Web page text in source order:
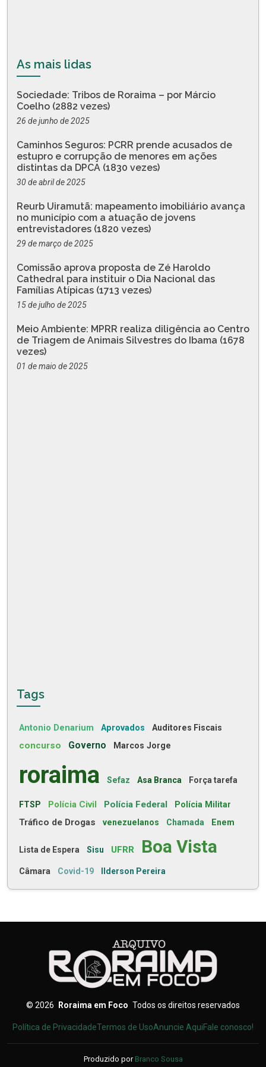
As mais lidas
Sociedade: Tribos de Roraima – por Márcio
Coelho (2882 vezes)
26 de junho de 2025
Caminhos Seguros: PCRR prende acusados de
estupro e corrupção de menores em ações
distintas da DPCA (1830 vezes)
30 de abril de 2025
Reurb Uiramutã: mapeamento imobiliário avança
no município com a atuação de jovens
entrevistadores (1820 vezes)
29 de março de 2025
Comissão aprova proposta de Zé Haroldo
Cathedral para instituir o Dia Nacional das
Famílias Atípicas (1713 vezes)
15 de julho de 2025
Meio Ambiente: MPRR realiza diligência ao Centro
de Triagem de Animais Silvestres do Ibama (1678
vezes)
01 de maio de 2025
Tags
Antonio Denarium Aprovados Auditores Fiscais
concurso Governo Marcos Jorge
roraima Sefaz Asa Branca Força tarefa
FTSP Polícia Civil Polícia Federal Polícia Militar
Tráfico de Drogas venezuelanos Chamada Enem
Lista de Espera Sisu UFRR Boa Vista
Câmara Covid-19 Ilderson Pereira
© 2026 Roraima em Foco Todos os direitos reservados
Política de PrivacidadeTermos de UsoAnuncie AquiFale conosco!
Produzido por Branco Sousa